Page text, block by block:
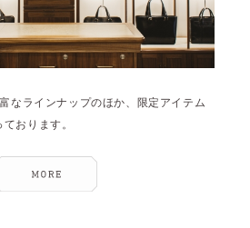
なラインナップのほか、限定アイテム
おります。